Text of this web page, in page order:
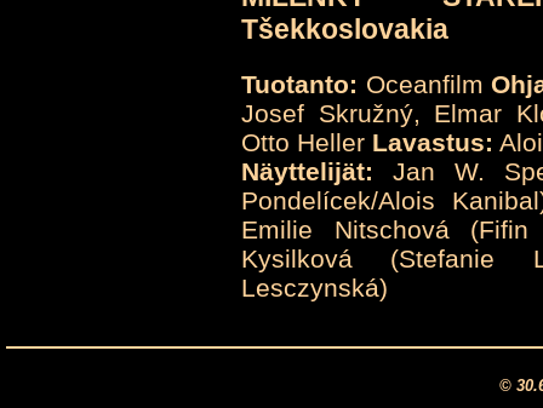
Tšekkoslovakia
Tuotanto: Oceanfilm
Josef Skružný, Elmar
Otto Heller Lavastus:
Näyttelijät: Jan W.
Pondelícek/Alois
Emilie Nitschová
Kysilková (Stefanie
Lesczynská)
©